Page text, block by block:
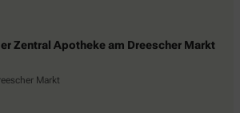
Zentral Apotheke am Dreescher Markt
Markt